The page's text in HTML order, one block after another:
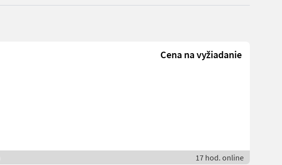
Cena na vyžiadanie
17 hod. online